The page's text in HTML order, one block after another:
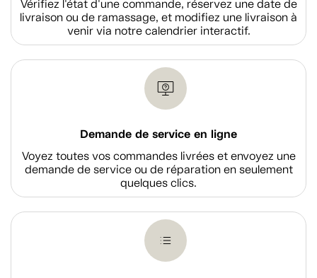
Vérifiez l'état d'une commande, réservez une date de
livraison ou de ramassage, et modifiez une livraison à
venir via notre calendrier interactif.
Demande de service en ligne
Voyez toutes vos commandes livrées et envoyez une
demande de service ou de réparation en seulement
quelques clics.